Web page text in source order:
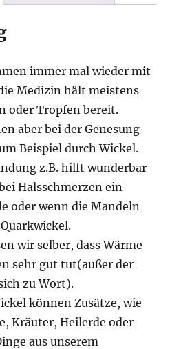
immer mal wieder mit
Medizin hält meistens
oder Tropfen bereit.
aber bei der Genesung
Beispiel durch Wickel.
z.B. hilft wunderbar
Halsschmerzen ein
oder wenn die Mandeln
wir selber, dass Wärme
sehr gut tut(außer der
zu Wort).
können Zusätze, wie
Kräuter, Heilerde oder
aus unserem